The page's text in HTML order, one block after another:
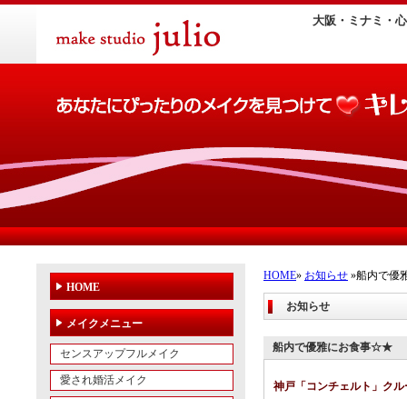
大阪・ミナミ・
HOME» お知らせ »船内で
お知らせ
船内で優雅にお食事☆★
神戸「コンチェルト」ク
HOME
メイクメニュー
センスアップフルメイク
愛され婚活メイク